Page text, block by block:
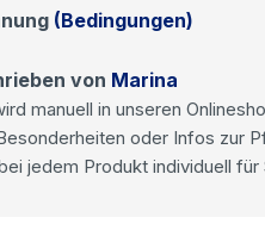
(Bedingungen)
von Marina
manuell in unseren
oder Infos zur
jedem Produkt individuell für